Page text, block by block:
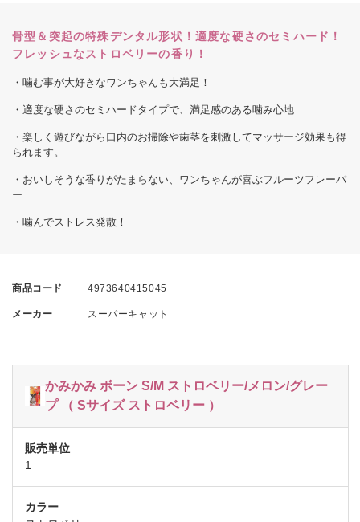
商品コード 4973640415045
メーカー スーパーキャット
かみかみ ボーン S/M ストロベリー/メロン/グレー
プ （ Sサイズ ストロベリー ）
1
骨型＆突起の特殊デンタル形状！適度な硬さのセミハード！
フレッシュなストロベリーの香り！
・噛む事が大好きなワンちゃんも大満足！
・適度な硬さのセミハードタイプで、満足感のある噛み心地
・楽しく遊びながら口内のお掃除や歯茎を刺激してマッサージ効果も得
られます。
・おいしそうな香りがたまらない、ワンちゃんが喜ぶフルーツフレーバ
ー
・噛んでストレス発散！